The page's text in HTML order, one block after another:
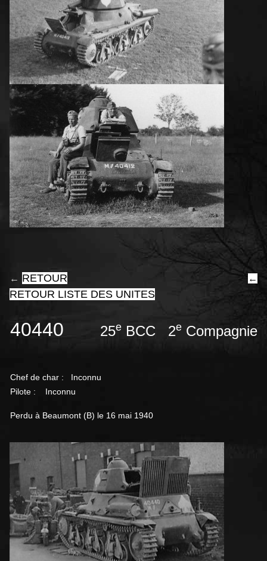
← RETOUR ←
RETOUR LISTE DES UNITES
40440 25e BCC 2e Compagnie
Chef de char :
Inconnu
Pilote : Inconnu
Perdu à Beaumont (B) le 16 mai 1940